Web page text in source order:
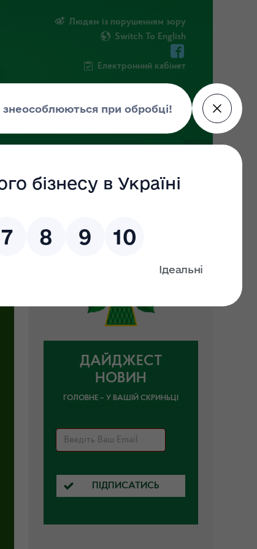
Людям із порушенням зору
Switch To English
Електронний кабінет
ДАЙДЖЕСТ
НОВИН
ГОЛОВНЕ – У ВАШІЙ СКРИНЬЦІ
ПІДПИСАТИСЬ